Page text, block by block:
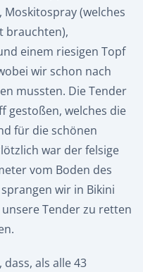
(welches
brauchten),
einem riesigen Topf
wir schon nach
mussten. Die Tender
gestoßen, welches die
für die schönen
war der felsige
vom Boden des
wir in Bikini
Tender zu retten
als alle 43